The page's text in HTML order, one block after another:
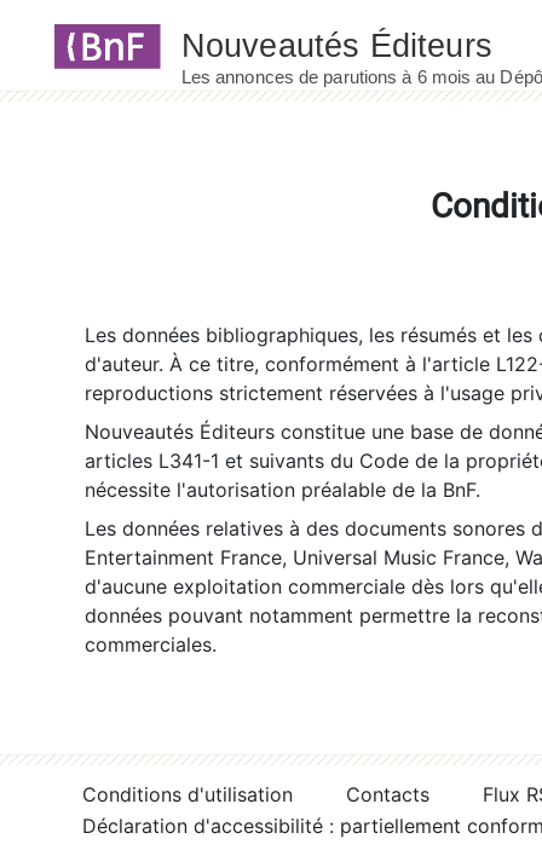
Les données bibliographiques, les résumés et
d'auteur. À ce titre, conformément à l'article
reproductions strictement réservées à l'usage
Nouveautés Éditeurs constitue une base de
articles L341-1 et suivants du Code de la
nécessite l'autorisation préalable de la BnF.
Les données relatives à des documents sonores
Entertainment France, Universal Music France,
d'aucune exploitation commerciale dès lors
données pouvant notamment permettre la
commerciales.
Conditions d'utilisation Contacts
Flux
Déclaration d'accessibilité : partiellement